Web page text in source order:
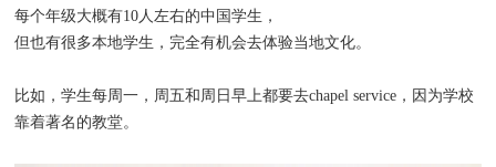
每个年级大概有10人左右的中国学生，
但也有很多本地学生，完全有机会去体验当地文化。
比如，学生每周一，周五和周日早上都要去chapel service，因为学校
靠着著名的教堂。